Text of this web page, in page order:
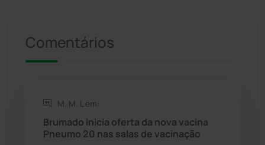
Rio do Antônio
Comentários
M. M. L em:
Brumado inicia oferta da nova vacina
Pneumo 20 nas salas de vacinação